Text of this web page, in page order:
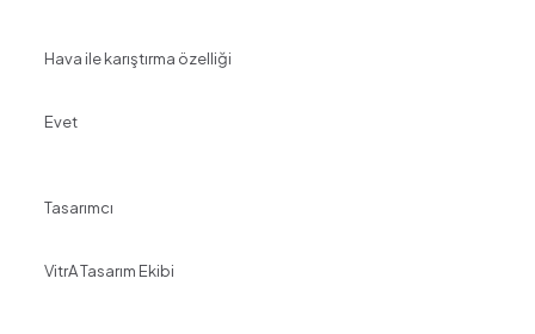
Hava ile karıştırma özelliği
Evet
Tasarımcı
VitrA Tasarım Ekibi